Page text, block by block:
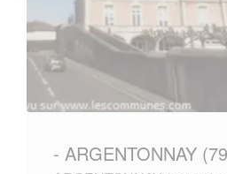
- ARGENTONNAY